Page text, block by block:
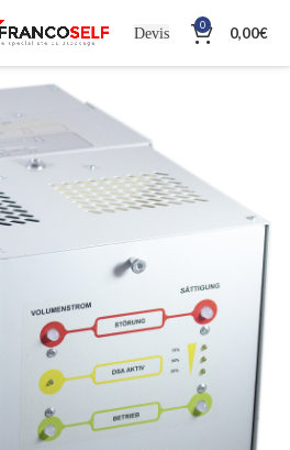
Devis 0 0,00€